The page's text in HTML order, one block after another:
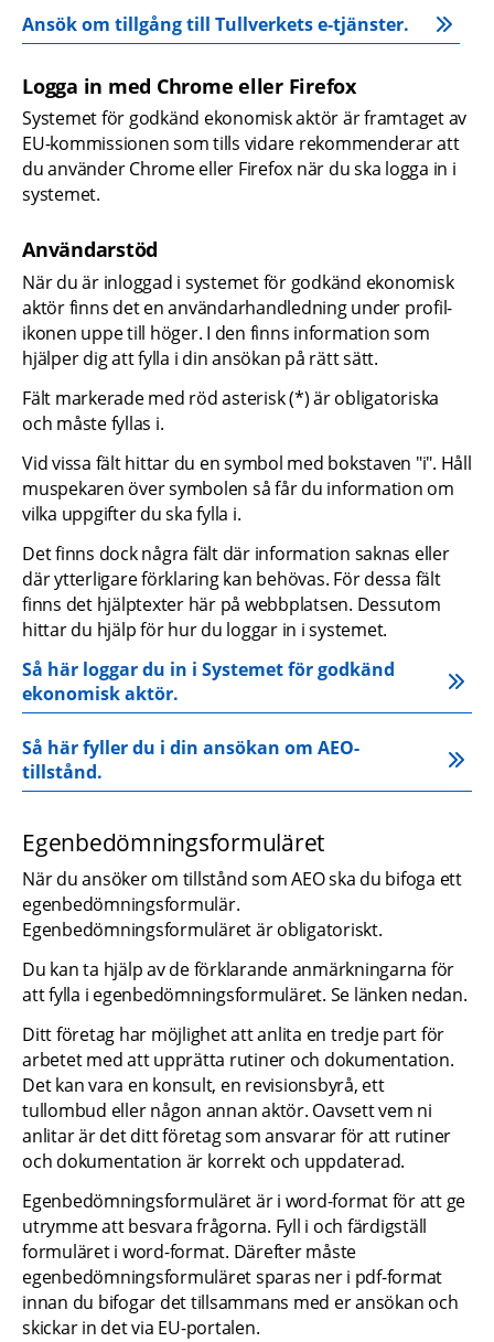
Ansök om tillgång till Tullverkets e‑tjänster.
Logga in med Chrome eller Firefox
Systemet för godkänd ekonomisk aktör är framtaget av
EU-kommissionen som tills vidare rekommenderar att
du använder Chrome eller Firefox när du ska logga in i
systemet.
Användarstöd
När du är inloggad i systemet för godkänd ekonomisk
aktör finns det en användarhandledning under profil-
ikonen uppe till höger. I den finns information som
hjälper dig att fylla i din ansökan på rätt sätt.
Fält markerade med röd asterisk (*) är obligatoriska
och måste fyllas i.
Vid vissa fält hittar du en symbol med bokstaven "i". Håll
muspekaren över symbolen så får du information om
vilka uppgifter du ska fylla i.
Det finns dock några fält där information saknas eller
där ytterligare förklaring kan behövas. För dessa fält
finns det hjälptexter här på webbplatsen. Dessutom
hittar du hjälp för hur du loggar in i systemet.
Så här loggar du in i Systemet för godkänd
ekonomisk aktör.
Så här fyller du i din ansökan om AEO-
tillstånd.
Egenbedömningsformuläret
När du ansöker om tillstånd som AEO ska du bifoga ett
egenbedömningsformulär.
Egenbedömningsformuläret är obligatoriskt.
Du kan ta hjälp av de förklarande anmärkningarna för
att fylla i egenbedömningsformuläret. Se länken nedan.
Ditt företag har möjlighet att anlita en tredje part för
arbetet med att upprätta rutiner och dokumentation.
Det kan vara en konsult, en revisionsbyrå, ett
tullombud eller någon annan aktör. Oavsett vem ni
anlitar är det ditt företag som ansvarar för att rutiner
och dokumentation är korrekt och uppdaterad.
Egenbedömningsformuläret är i word-format för att ge
utrymme att besvara frågorna. Fyll i och färdigställ
formuläret i word-format. Därefter måste
egenbedömningsformuläret sparas ner i pdf-format
innan du bifogar det tillsammans med er ansökan och
skickar in det via EU-portalen.